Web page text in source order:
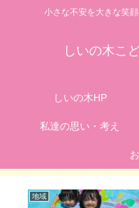
小さな不安を大きな笑
しいの木こ
しいの木HP
私達の思い・考え
地域